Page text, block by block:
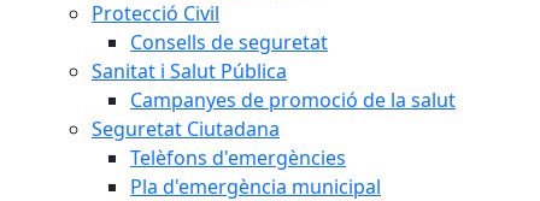
Protecció Civil
Consells de seguretat
Sanitat i Salut Pública
Campanyes de promoció de la salut
Seguretat Ciutadana
Telèfons d'emergències
Pla d'emergència municipal